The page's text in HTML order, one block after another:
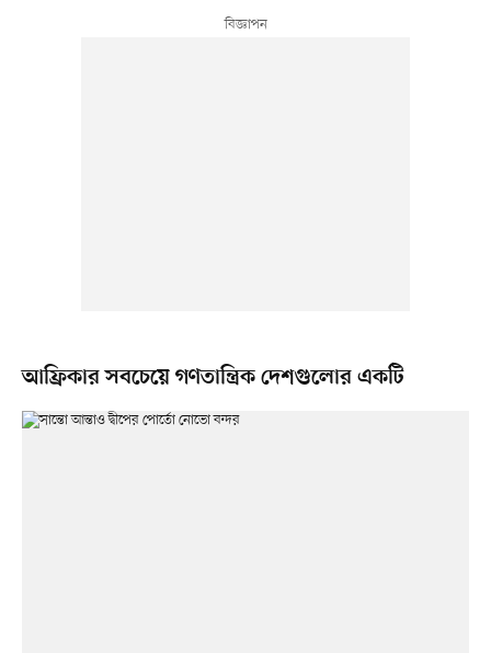
আফ্রিকার সবচেয়ে গণতান্ত্রিক দেশগুলোর একটি